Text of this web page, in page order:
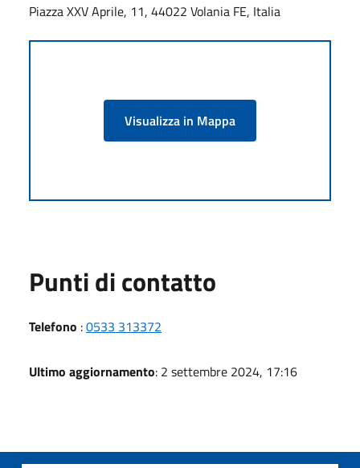
Piazza XXV Aprile, 11, 44022 Volania FE, Italia
Visualizza in Mappa
Punti di contatto
Telefono :0533 313372
Ultimo aggiornamento: 2 settembre 2024, 17:16